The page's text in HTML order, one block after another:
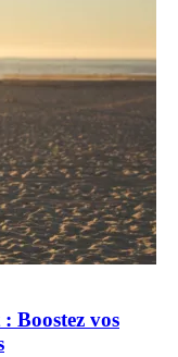
Boostez vos